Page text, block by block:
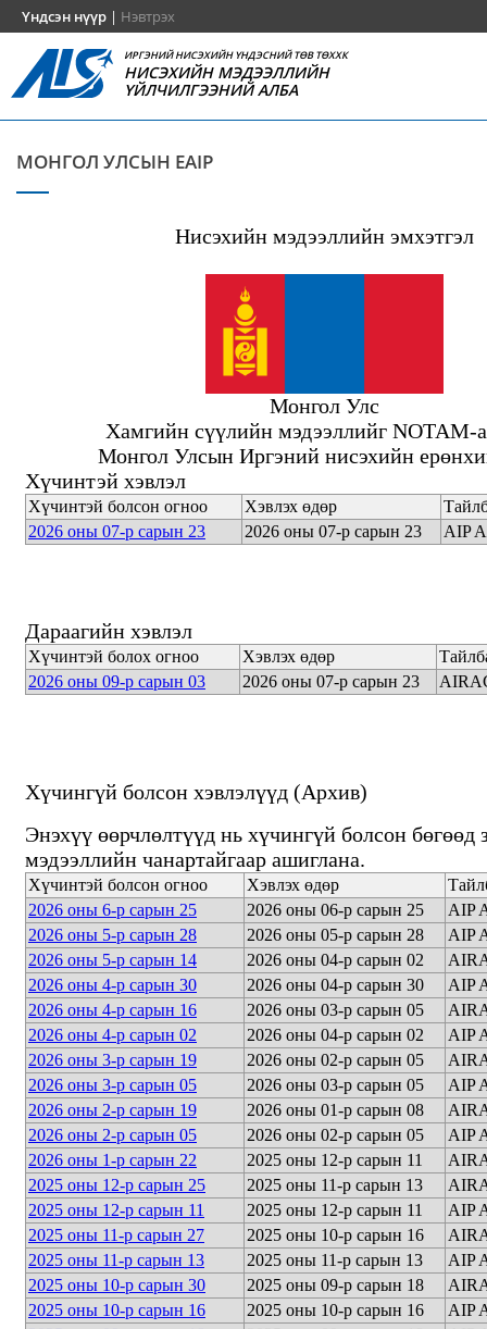
Үндсэн нүүр | Нэвтрэх
ИРГЭНИЙ НИСЭХИЙН ҮНДЭСНИЙ ТӨВ ТӨХХК
НИСЭХИЙН МЭДЭЭЛЛИЙН
ҮЙЛЧИЛГЭЭНИЙ АЛБА
МОНГОЛ УЛСЫН EAIP